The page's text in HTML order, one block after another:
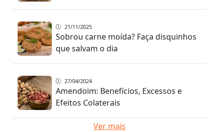
21/11/2025
Sobrou carne moída? Faça disquinhos
que salvam o dia
27/04/2024
Amendoim: Benefícios, Excessos e
Efeitos Colaterais
Ver mais